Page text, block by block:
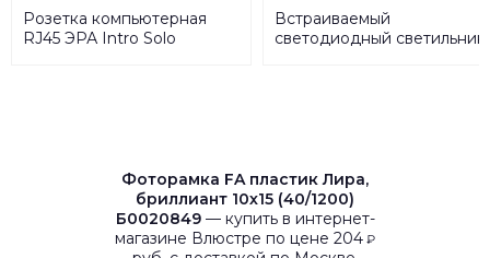
Розетка компьютерная
RJ45 ЭРА Intro Solo
Встраиваемый
светодиодный светильник
Фоторамка FA пластик Лира,
бриллиант 10х15 (40/1200)
Б0020849— купить в интернет-
магазине Влюстре по цене 204 ₽